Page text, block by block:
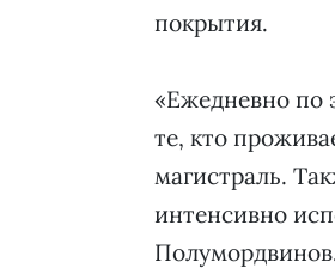
покрытия.
«Ежедневно по
те, кто
магистраль.
интенсивно